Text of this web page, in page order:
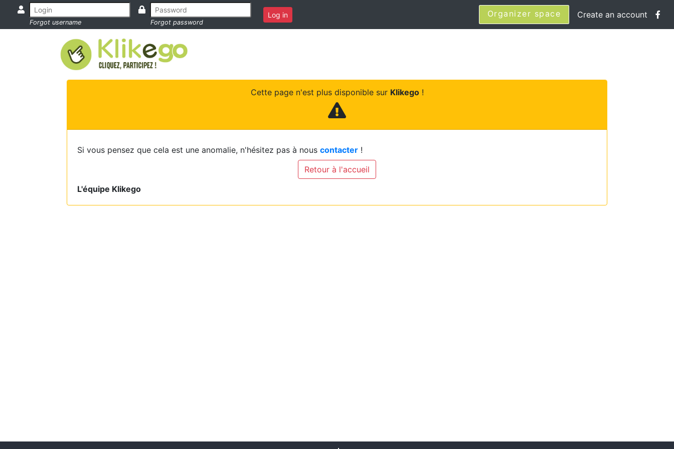
Forgot username Forgot password
Log in Organizer space Create an account
Cette page n'est plus disponible sur Klikego!
Si vous pensez que cela est une anomalie, n'hésitez pas à nous contacter !
Retour à l'accueil
L'équipe Klikego